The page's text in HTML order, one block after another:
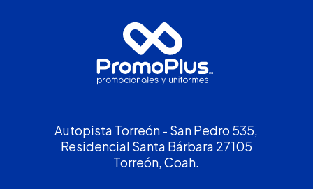
Autopista Torreón - San Pedro 535,
Residencial Santa Bárbara 27105
Torreón, Coah.